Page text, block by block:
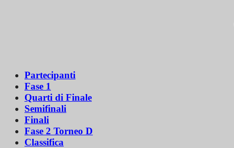
Partecipanti
Fase 1
Quarti di Finale
Semifinali
Finali
Fase 2 Torneo D
Classifica